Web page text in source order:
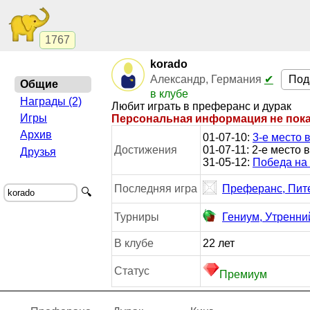
1767
korado
Александр, Германия ✔
в клубе
Любит играть в преферанс и дурак
Персональная информация не
Достижения
01-07-10:3-е место
01-07-11: 2-е место
31-05-12: Победа на
Последняя игра Преферанс,
Турниры Гениум,
В клубе 22 лет
Статус Премиум
Общие
Награды (2)
Игры
Архив
Друзья
🔍